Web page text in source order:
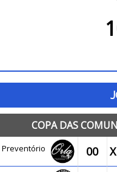
COPA DAS
Preventório 00 X